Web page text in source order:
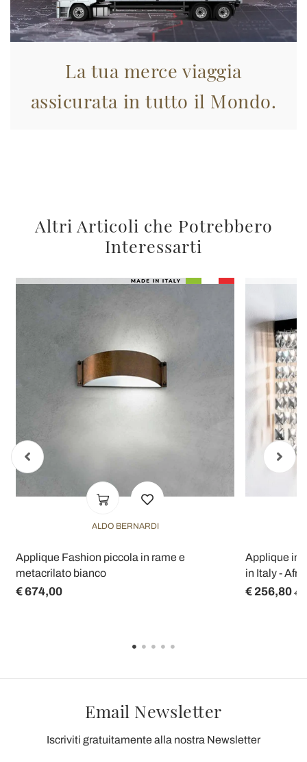
La tua merce viaggia
assicurata in tutto il Mondo.
Altri Articoli che Potrebbero
Interessarti
ALDO BERNARDI
Applique Fashion piccola in rame e
metacrilato bianco
€ 674,00
Applique in
in Italy -
€ 256,80 €
Email Newsletter
Iscriviti gratuitamente alla nostra Newsletter